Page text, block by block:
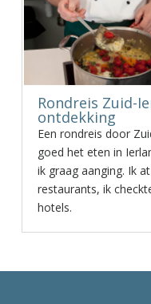
Rondreis Zuid-
ontdekking
Een rondreis door
goed het eten in
ik graag aanging. Ik
restaurants, ik
hotels.